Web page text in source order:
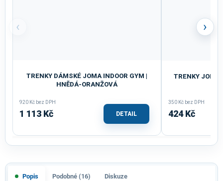
‹
TRENKY DÁMSKÉ JOMA INDOOR GYM |
HNĚDÁ-ORANŽOVÁ
920 Kč bez DPH
1 113 Kč DETAIL
TRENKY JOMA
350 Kč bez DPH
424 Kč
›
Popis Podobné (16) Diskuze